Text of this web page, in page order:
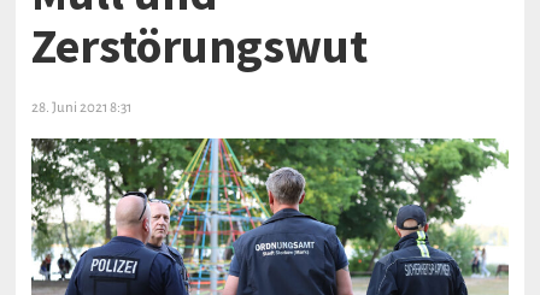
Zerstörungswut
28. Juni 2021 8:31